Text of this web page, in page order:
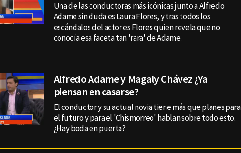
Una de las conductoras más icónicas junto a Alfredo
Adame sin duda es Laura Flores, y tras todos los
escándalos del actor es Flores quien revela que no
conocía esa faceta tan 'rara' de Adame.
Alfredo Adame y Magaly Chávez ¿Ya
piensan en casarse?
El conductor y su actual novia tiene más que planes para
el futuro y para el 'Chismorreo' hablan sobre todo esto.
¿Hay boda en puerta?